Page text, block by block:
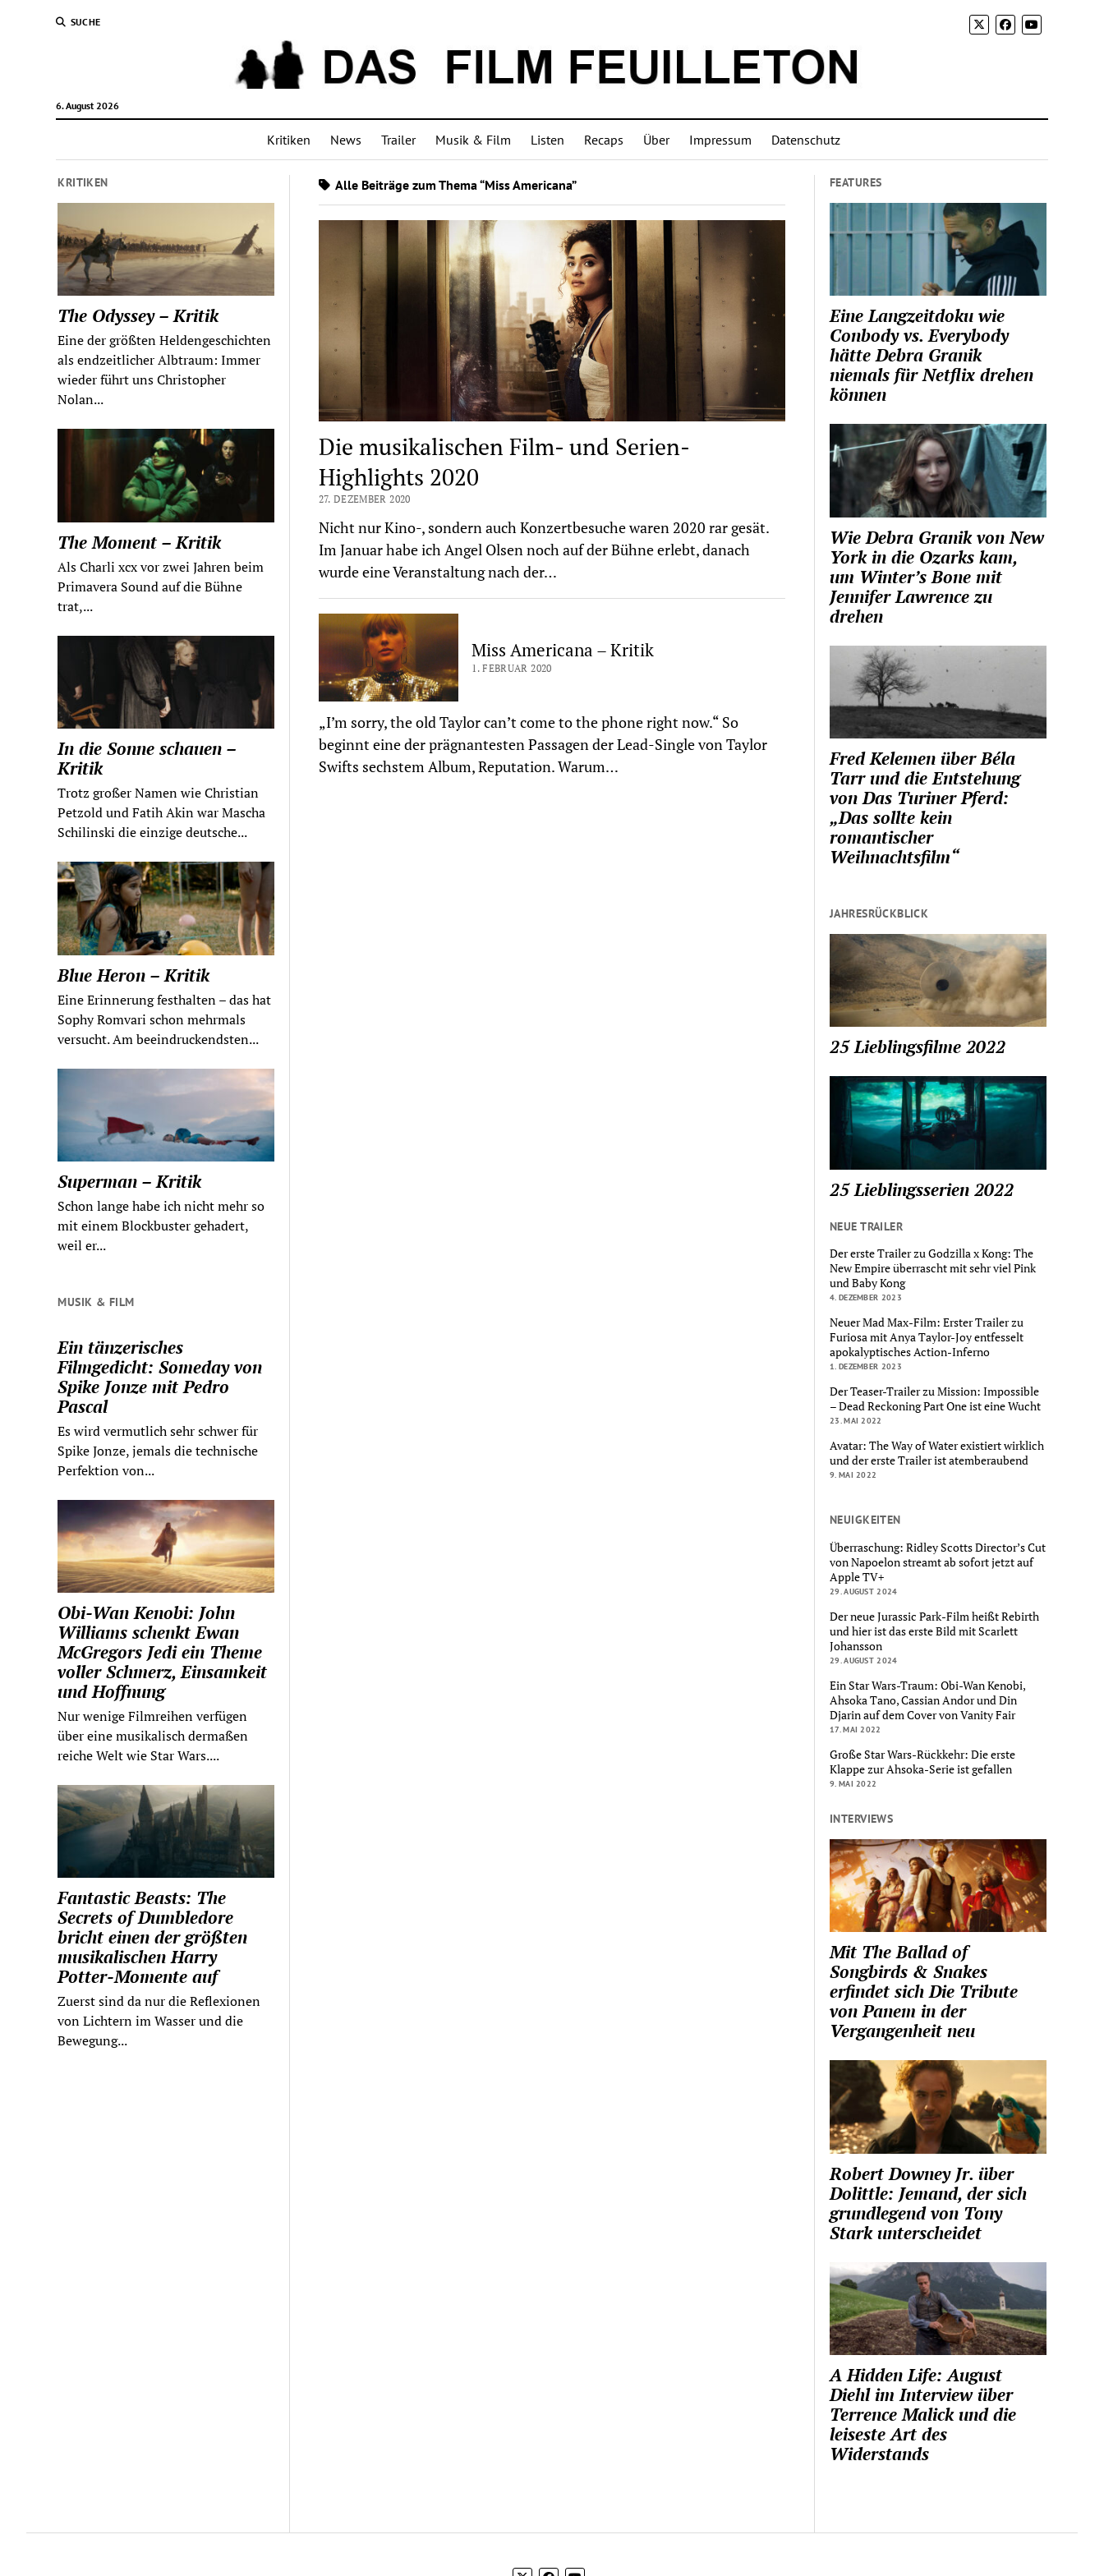
SUCHE
6. August 2026
Kritiken News Trailer Musik & Film Listen Recaps Über Impressum Datenschutz
KRITIKEN
The Odyssey – Kritik
Eine der größten Heldengeschichten
als endzeitlicher Albtraum: Immer
wieder führt uns Christopher
Nolan...
The Moment – Kritik
Als Charli xcx vor zwei Jahren beim
Primavera Sound auf die Bühne
trat,...
In die Sonne schauen –
Kritik
Trotz großer Namen wie Christian
Petzold und Fatih Akin war Mascha
Schilinski die einzige deutsche...
Blue Heron – Kritik
Eine Erinnerung festhalten – das hat
Sophy Romvari schon mehrmals
versucht. Am beeindruckendsten...
Superman – Kritik
Schon lange habe ich nicht mehr so
mit einem Blockbuster gehadert,
weil er...
MUSIK & FILM
Ein tänzerisches
Filmgedicht: Someday von
Spike Jonze mit Pedro
Pascal
Es wird vermutlich sehr schwer für
Spike Jonze, jemals die technische
Perfektion von...
Obi-Wan Kenobi: John
Williams schenkt Ewan
McGregors Jedi ein Theme
voller Schmerz, Einsamkeit
und Hoffnung
Nur wenige Filmreihen verfügen
über eine musikalisch dermaßen
reiche Welt wie Star Wars....
Fantastic Beasts: The
Secrets of Dumbledore
bricht einen der größten
musikalischen Harry
Potter-Momente auf
Zuerst sind da nur die Reflexionen
von Lichtern im Wasser und die
Bewegung...
Alle Beiträge zum Thema “Miss Americana”
Die musikalischen Film- und Serien-
Highlights 2020
27. DEZEMBER 2020
Nicht nur Kino-, sondern auch Konzertbesuche waren 2020 rar gesät.
Im Januar habe ich Angel Olsen noch auf der Bühne erlebt, danach
wurde eine Veranstaltung nach der…
Miss Americana – Kritik
1. FEBRUAR 2020
„I’m sorry, the old Taylor can’t come to the phone right now.“ So
beginnt eine der prägnantesten Passagen der Lead-Single von Taylor
Swifts sechstem Album, Reputation. Warum…
FEATURES
Eine Langzeitdoku wie
Conbody vs. Everybody
hätte Debra Granik
niemals für Netflix drehen
können
Wie Debra Granik von New
York in die Ozarks kam,
um Winter’s Bone mit
Jennifer Lawrence zu
drehen
Fred Kelemen über Béla
Tarr und die Entstehung
von Das Turiner Pferd:
„Das sollte kein
romantischer
Weihnachtsfilm“
JAHRESRÜCKBLICK
25 Lieblingsfilme 2022
25 Lieblingsserien 2022
NEUE TRAILER
Der erste Trailer zu Godzilla x Kong: The
New Empire überrascht mit sehr viel Pink
und Baby Kong
4. DEZEMBER 2023
Neuer Mad Max-Film: Erster Trailer zu
Furiosa mit Anya Taylor-Joy entfesselt
apokalyptisches Action-Inferno
1. DEZEMBER 2023
Der Teaser-Trailer zu Mission: Impossible
– Dead Reckoning Part One ist eine Wucht
23. MAI 2022
Avatar: The Way of Water existiert wirklich
und der erste Trailer ist atemberaubend
9. MAI 2022
NEUIGKEITEN
Überraschung: Ridley Scotts Director’s Cut
von Napoelon streamt ab sofort jetzt auf
Apple TV+
29. AUGUST 2024
Der neue Jurassic Park-Film heißt Rebirth
und hier ist das erste Bild mit Scarlett
Johansson
29. AUGUST 2024
Ein Star Wars-Traum: Obi-Wan Kenobi,
Ahsoka Tano, Cassian Andor und Din
Djarin auf dem Cover von Vanity Fair
17. MAI 2022
Große Star Wars-Rückkehr: Die erste
Klappe zur Ahsoka-Serie ist gefallen
9. MAI 2022
INTERVIEWS
Mit The Ballad of
Songbirds & Snakes
erfindet sich Die Tribute
von Panem in der
Vergangenheit neu
Robert Downey Jr. über
Dolittle: Jemand, der sich
grundlegend von Tony
Stark unterscheidet
A Hidden Life: August
Diehl im Interview über
Terrence Malick und die
leiseste Art des
Widerstands